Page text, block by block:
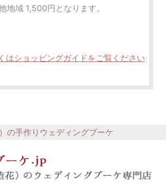
地域 1,500円となります。
の手作りウェディングブーケ